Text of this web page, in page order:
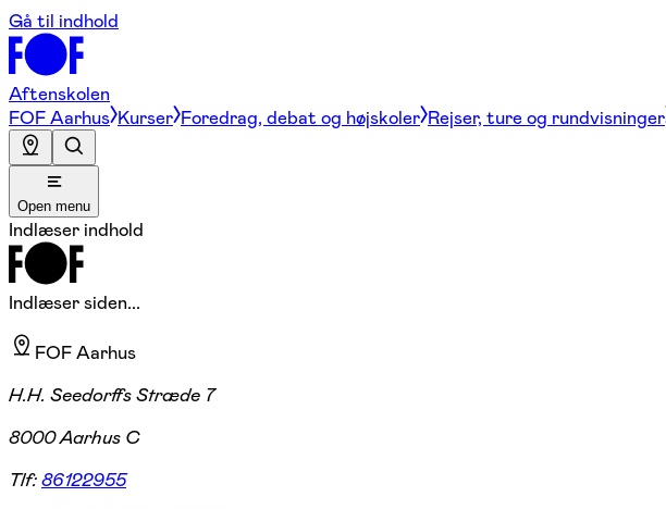
Gå til indhold
Aftenskolen
FOF Aarhus Kurser Foredrag, debat og højskoler Rejser, ture og rundvisninger
Open menu
Indlæser indhold
Indlæser siden...
FOF Aarhus
H.H. Seedorffs Stræde 7
8000 Aarhus C
Tlf:86122955